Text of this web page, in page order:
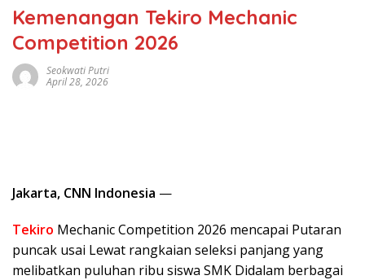
Kemenangan Tekiro Mechanic
Competition 2026
Seokwati Putri
April 28, 2026
Jakarta, CNN Indonesia —
Tekiro Mechanic Competition 2026 mencapai Putaran
puncak usai Lewat rangkaian seleksi panjang yang
melibatkan puluhan ribu siswa SMK Didalam berbagai